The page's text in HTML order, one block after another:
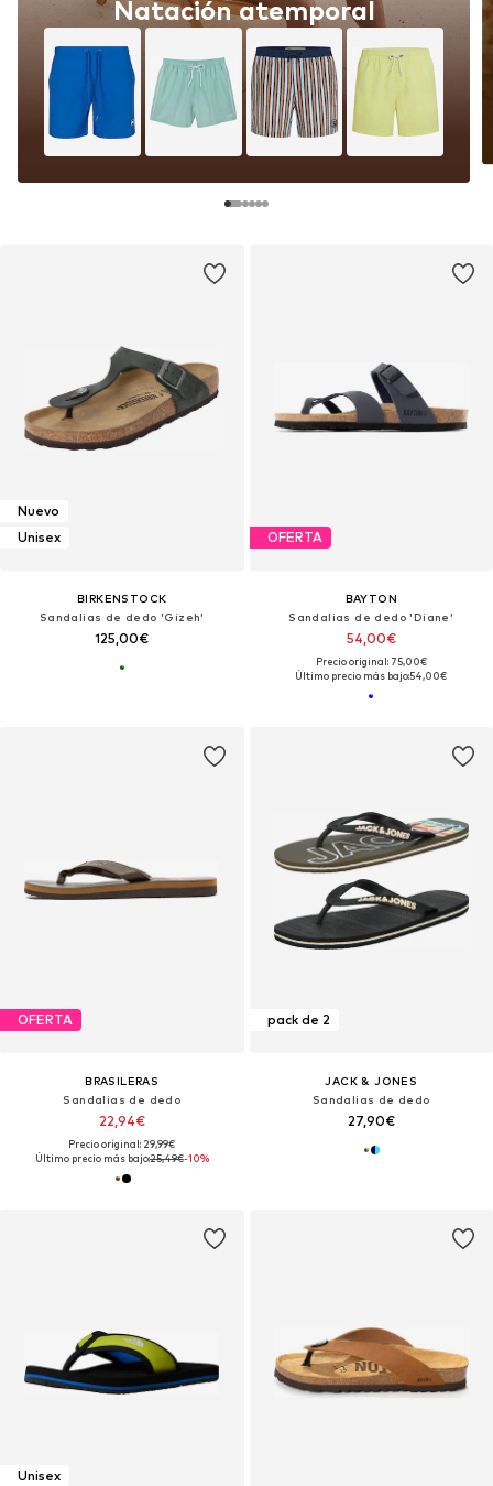
Natación atemporal
Nuevo
Unisex
BIRKENSTOCK
Sandalias de dedo 'Gizeh'
125,00€
OFERTA
BAYTON
Sandalias de dedo 'Diane'
54,00€
Precio original: 75,00€
Último precio más bajo:54,00€
OFERTA
BRASILERAS
Sandalias de dedo
22,94€
Precio original: 29,99€
Último precio más bajo:25,49€-10%
pack de 2
JACK & JONES
Sandalias de dedo
27,90€
Unisex